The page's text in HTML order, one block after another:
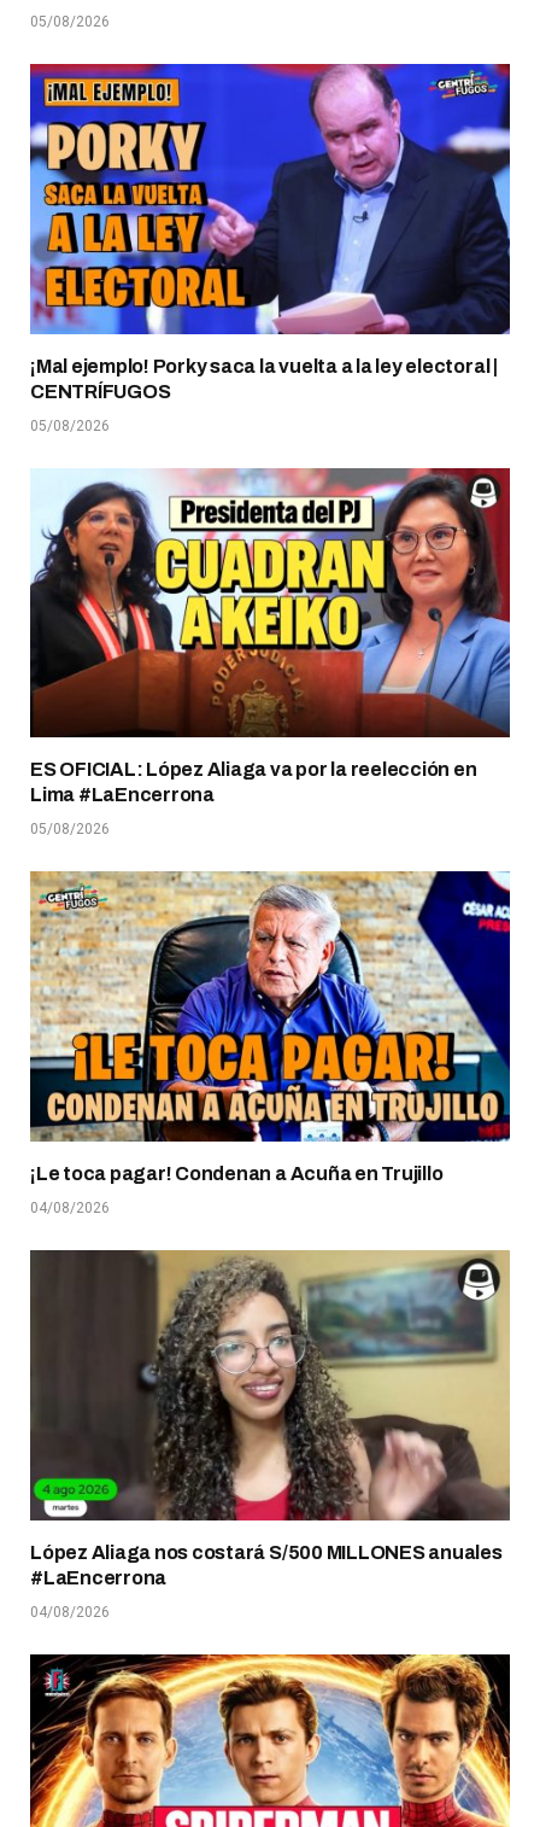
05/08/2026
¡Mal ejemplo! Porky saca la vuelta a la ley electoral |
CENTRÍFUGOS
05/08/2026
ES OFICIAL: López Aliaga va por la reelección en
Lima #LaEncerrona
05/08/2026
¡Le toca pagar! Condenan a Acuña en Trujillo
04/08/2026
López Aliaga nos costará S/500 MILLONES anuales
#LaEncerrona
04/08/2026